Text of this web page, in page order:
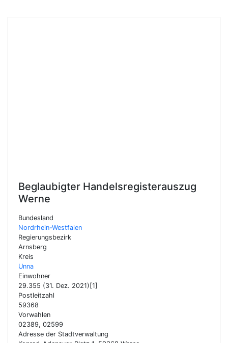
Beglaubigter Handelsregisterauszug
Werne
Bundesland
Nordrhein-Westfalen
Regierungsbezirk
Arnsberg
Kreis
Unna
Einwohner
29.355 (31. Dez. 2021)[1]
Postleitzahl
59368
Vorwahlen
02389, 02599
Adresse der Stadtverwaltung